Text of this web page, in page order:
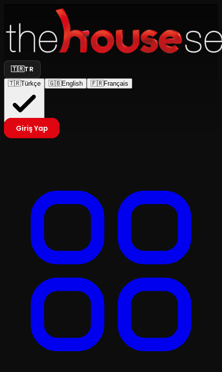
🇹🇷TR
🇹🇷Türkçe 🇬🇧English 🇫🇷Français
Giriş Yap